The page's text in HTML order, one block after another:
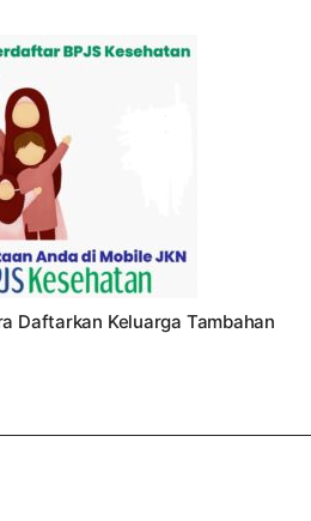
Daftarkan Keluarga Tambahan